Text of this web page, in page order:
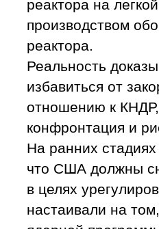
реактора на
производством
реактора.
Реальность
избавиться от
отношению к
конфронтация и
На ранних
что США должны
в целях
настаивали на